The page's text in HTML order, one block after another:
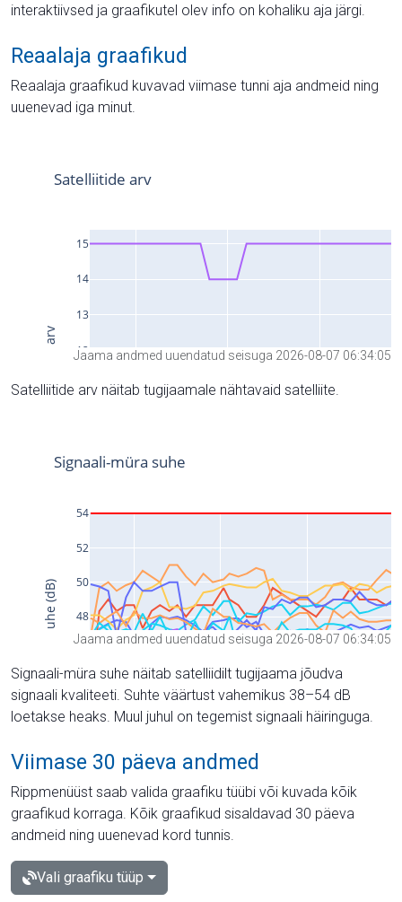
interaktiivsed ja graafikutel olev info on kohaliku aja järgi.
Reaalaja graafikud
Reaalaja graafikud kuvavad viimase tunni aja andmeid ning
uuenevad iga minut.
Jaama andmed uuendatud seisuga 2026-08-07 06:34:05
Satelliitide arv näitab tugijaamale nähtavaid satelliite.
Jaama andmed uuendatud seisuga 2026-08-07 06:34:05
Signaali-müra suhe näitab satelliidilt tugijaama jõudva
signaali kvaliteeti. Suhte väärtust vahemikus 38–54 dB
loetakse heaks. Muul juhul on tegemist signaali häiringuga.
Viimase 30 päeva andmed
Rippmenüüst saab valida graafiku tüübi või kuvada kõik
graafikud korraga. Kõik graafikud sisaldavad 30 päeva
andmeid ning uuenevad kord tunnis.
Vali graafiku tüüp